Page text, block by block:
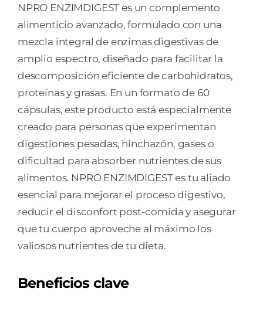
NPRO ENZIMDIGEST es un complemento
alimenticio avanzado, formulado con una
mezcla integral de enzimas digestivas de
amplio espectro, diseñado para facilitar la
descomposición eficiente de carbohidratos,
proteínas y grasas. En un formato de 60
cápsulas, este producto está especialmente
creado para personas que experimentan
digestiones pesadas, hinchazón, gases o
dificultad para absorber nutrientes de sus
alimentos. NPRO ENZIMDIGEST es tu aliado
esencial para mejorar el proceso digestivo,
reducir el disconfort post-comida y asegurar
que tu cuerpo aproveche al máximo los
valiosos nutrientes de tu dieta.
Beneficios clave